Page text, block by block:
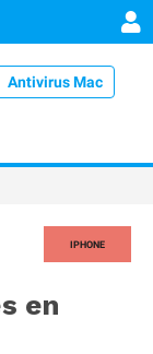
Antivirus Mac
IPHONE
en